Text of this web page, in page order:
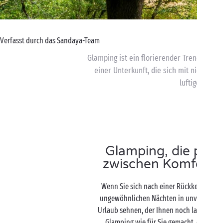
Verfasst durch das Sandaya-Team
Glamping ist ein florierender
einer Unterkunft, die sich mit
Glamping, die
zwischen
Wenn Sie sich nach einer
ungewöhnlichen Nächten in
Urlaub sehnen, der Ihnen noch